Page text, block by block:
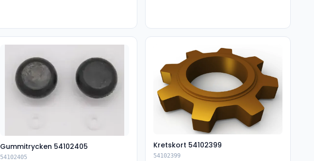
Gummitrycken 54102405
54102405
Kretskort 54102399
54102399